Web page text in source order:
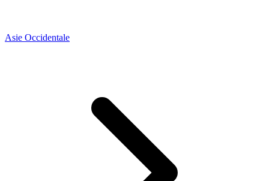
Asie Occidentale